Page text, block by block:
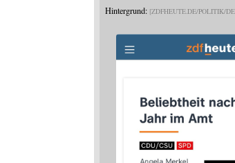
Hintergrund: ZDFHEUTE.DE/POLITIK/